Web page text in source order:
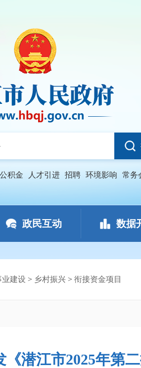
公积金 人才引进 招聘 环境影响 常务
政民互动 数据
建设 > 乡村振兴 > 衔接资金项目
潜江市2025年第